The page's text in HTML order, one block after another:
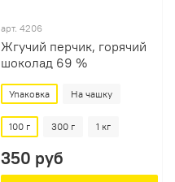
арт. 4206
Жгучий перчик, горячий
шоколад 69 %
Упаковка На чашку
100 г 300 г 1 кг
350 руб